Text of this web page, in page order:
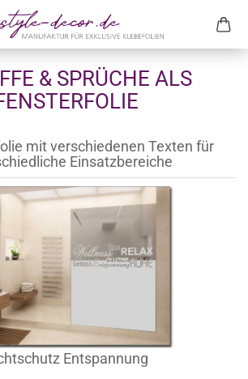
& SPRÜCHE ALS
mit verschiedenen Texten für
Einsatzbereiche
Entspannung